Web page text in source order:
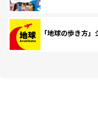
「地球の歩き方